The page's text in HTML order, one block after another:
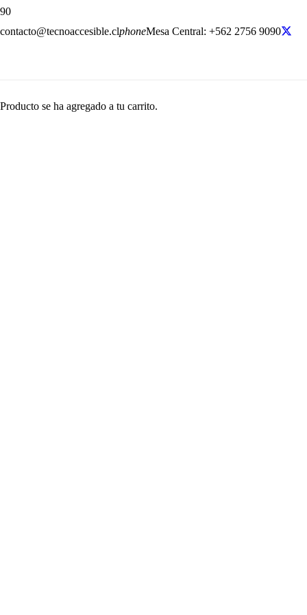
contacto@tecnoaccesible.clphoneMesa Central: +562 2756 9090
Producto se ha agregado a tu carrito.